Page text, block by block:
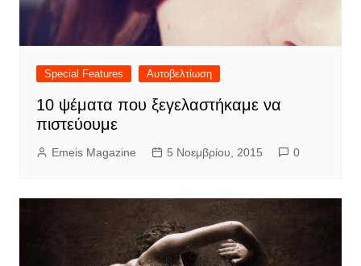
Special Features Αυτοβελτίωση
10 ψέματα που ξεγελαστήκαμε να
πιστεύουμε
Emeis Magazine 5 Νοεμβρίου, 2015 0